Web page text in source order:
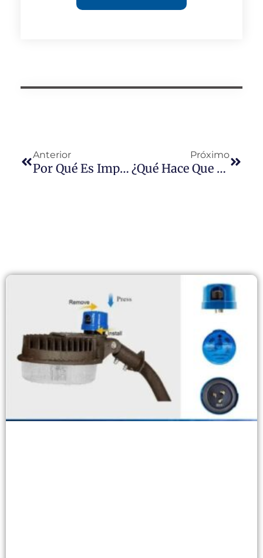
Anterior
Por Qué Es Importante El Cableado Con Certificación UL En Los Fotocontroles: Garantía De Fiabilidad A Largo Plazo Y Cumplimiento Del Mercado Global
Próximo
¿Qué Hace Que Los Fotocontroles Inteligentes Sean Realmente “inteligentes”?